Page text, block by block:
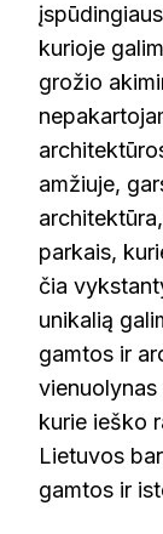
kurioje
grožio
amžiuje,
parkais,
čia
unikalią
gamtos ir
kurie ieško
Lietuvos
gamtos ir